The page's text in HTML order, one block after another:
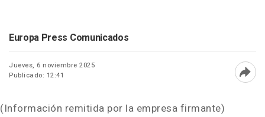
Europa Press Comunicados
Jueves, 6 noviembre 2025
Publicado: 12:41
(Información remitida por la empresa firmante)